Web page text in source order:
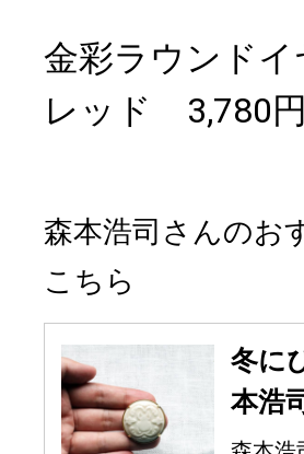
金彩ラウンド
レッド 3,780円
森本浩司さんのお
こちら
冬に
本浩